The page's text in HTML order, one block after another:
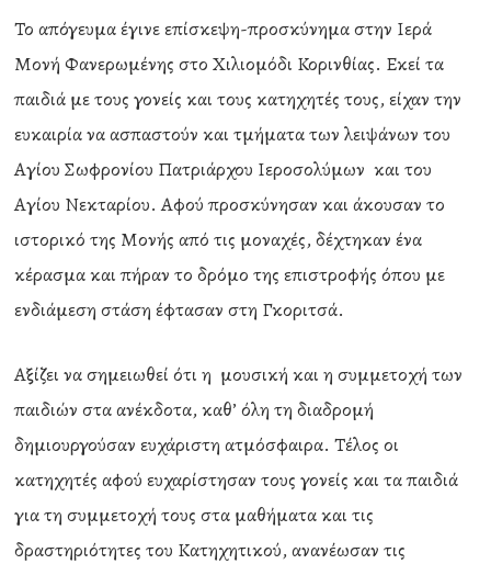
Το απόγευμα έγινε επίσκεψη-προσκύνημα στην Ιερά
Μονή Φανερωμένης στο Χιλιομόδι Κορινθίας. Εκεί τα
παιδιά με τους γονείς και τους κατηχητές τους, είχαν την
ευκαιρία να ασπαστούν και τμήματα των λειψάνων του
Αγίου Σωφρονίου Πατριάρχου Ιεροσολύμων και του
Αγίου Νεκταρίου. Αφού προσκύνησαν και άκουσαν το
ιστορικό της Μονής από τις μοναχές, δέχτηκαν ένα
κέρασμα και πήραν το δρόμο της επιστροφής όπου με
ενδιάμεση στάση έφτασαν στη Γκοριτσά.
Αξίζει να σημειωθεί ότι η μουσική και η συμμετοχή των
παιδιών στα ανέκδοτα, καθ’ όλη τη διαδρομή
δημιουργούσαν ευχάριστη ατμόσφαιρα. Τέλος οι
κατηχητές αφού ευχαρίστησαν τους γονείς και τα παιδιά
για τη συμμετοχή τους στα μαθήματα και τις
δραστηριότητες του Κατηχητικού, ανανέωσαν τις